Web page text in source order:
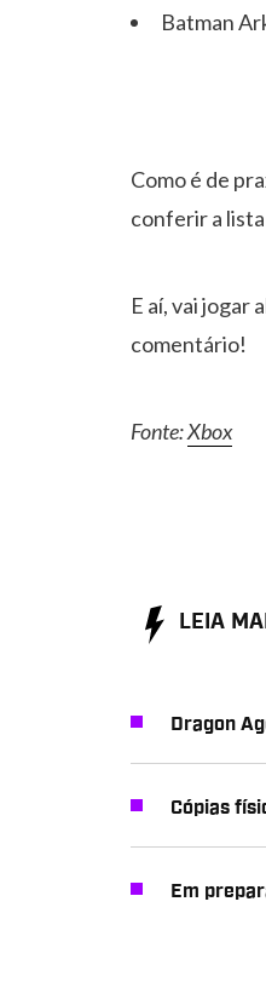
Batman
Como é de
conferir a
E aí, vai jogar
comentário!
Fonte:Xbox
LEIA
Dragon
Cópias
Em